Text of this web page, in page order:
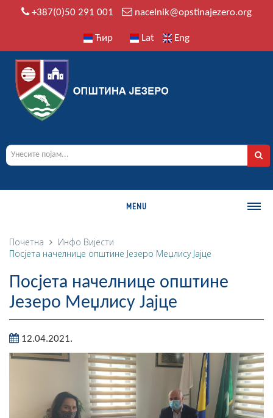
+387(0)50 291 001 nacelnik@opstinajezero.org
Ћир Lat Eng
MENU
О ОПШТИНИ
Историја
Географија
Насељена мјеста
Занимљивости
Фотогалерија
НАЧЕЛНИК
Почетна Инфо Вијести
Посјета начелнице општине Језеро Меџлису Јајце
Посјета начелнице општине
Језеро Меџлису Јајце
12.04.2021.